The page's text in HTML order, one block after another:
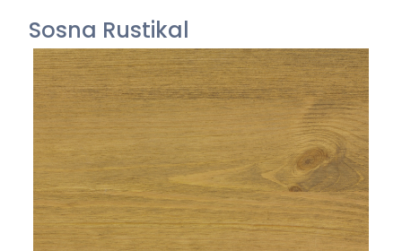
Sosna Rustikal